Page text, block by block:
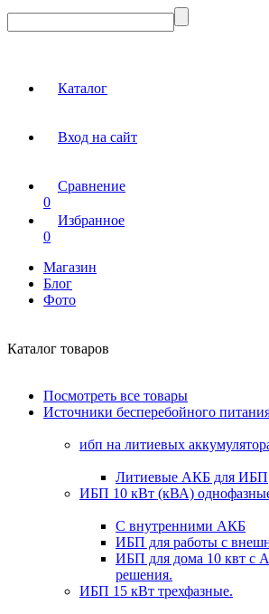
Каталог
Вход на сайт
Сравнение
0
Избранное
0
Магазин
Блог
Фото
Каталог товаров
Посмотреть все товары
Источники бесперебойного
ибп на литиевых
Литиевые АКБ для ИБП
ИБП 10 кВт (кВА)
С внутренними АКБ
ИБП для работы с
ИБП для дома 10 квт с
решения.
ИБП 15 кВт трехфазные.